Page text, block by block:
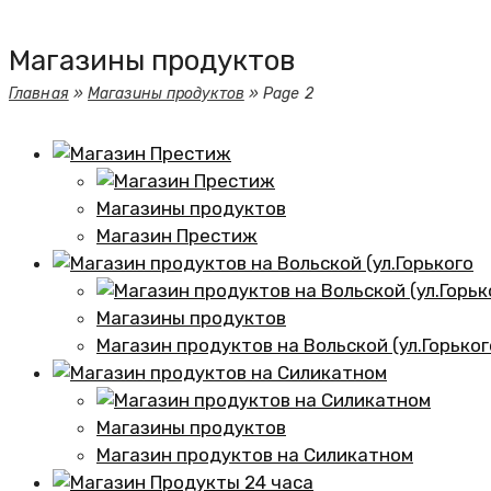
Магазины продуктов
Главная»Магазины продуктов»Page 2
Магазины продуктов
Магазин Престиж
Магазины продуктов
Магазин продуктов на Вольской
Магазины продуктов
Магазин продуктов на Силикатном